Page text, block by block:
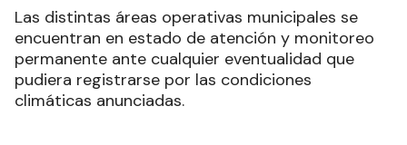
Las distintas áreas operativas municipales se
encuentran en estado de atención y monitoreo
permanente ante cualquier eventualidad que
pudiera registrarse por las condiciones
climáticas anunciadas.